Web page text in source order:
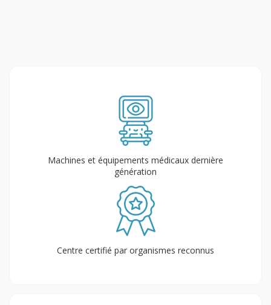
Machines et équipements médicaux dernière
génération
Centre certifié par organismes reconnus